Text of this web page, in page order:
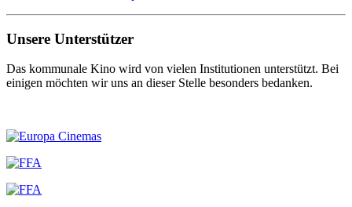
Unsere Unterstützer
Das kommunale Kino wird von vielen Institutionen unterstützt. Bei
einigen möchten wir uns an dieser Stelle besonders bedanken.